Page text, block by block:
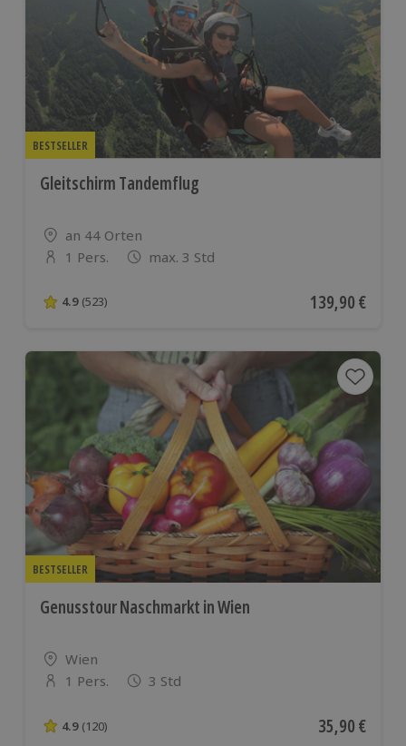
BESTSELLER
Gleitschirm Tandemflug
Standort
an 44 Orten
Anzahl der Teilnehmer
1 Pers. max. 3 Std
4.9 von 5 Sternen basierend auf 523 Bewertungen
4.9 (523) Aktueller Preis
139,90 €
BESTSELLER
Genusstour Naschmarkt in Wien
Standort
Wien
Anzahl der Teilnehmer
1 Pers. 3 Std
4.9 von 5 Sternen basierend auf 120 Bewertungen
4.9 (120) Aktueller
35,90 €